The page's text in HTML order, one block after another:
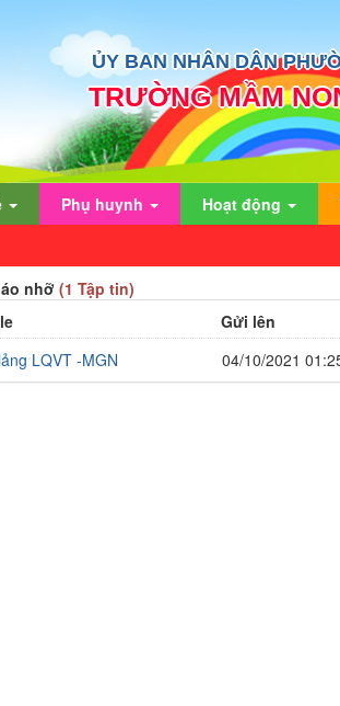
ỦY BAN NHÂN DÂN
TRƯỜNG MẦM
Phụ huynh Hoạt động
nhỡ(1 Tập tin)
Gửi lên
LQVT -MGN
04/10/2021